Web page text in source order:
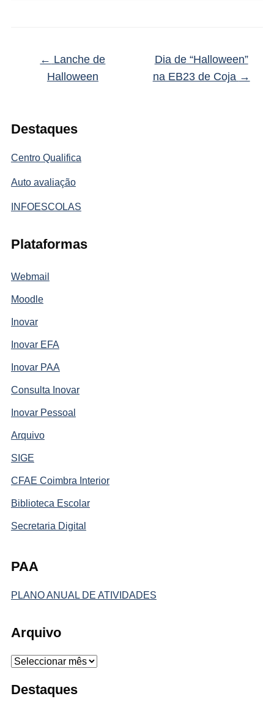
Destaques
Centro Qualifica
Auto avaliação
INFOESCOLAS
Plataformas
Webmail
Moodle
Inovar
Inovar EFA
Inovar PAA
Consulta Inovar
Inovar Pessoal
Arquivo
SIGE
CFAE Coimbra Interior
Biblioteca Escolar
Secretaria Digital
PAA
PLANO ANUAL DE ATIVIDADES
Arquivo
Arquivo
← Lanche de
Halloween
Dia de “Halloween”
na EB23 de Coja →
Destaques